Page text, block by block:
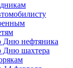
Дню нефтяника
Дню шахтера